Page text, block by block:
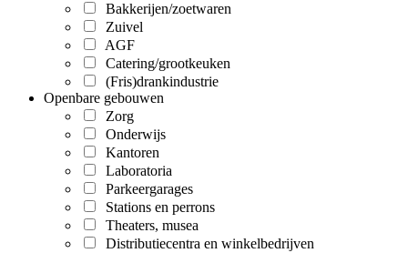
Bakkerijen/zoetwaren
Zuivel
AGF
Catering/grootkeuken
(Fris)drankindustrie
Openbare gebouwen
Zorg
Onderwijs
Kantoren
Laboratoria
Parkeergarages
Stations en perrons
Theaters, musea
Distributiecentra en winkelbedrijven